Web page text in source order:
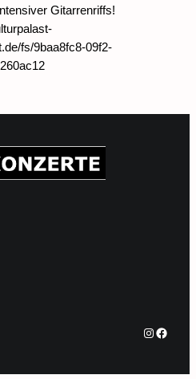
Gitarrenriffs!
fs/9baa8fc8-09f2-